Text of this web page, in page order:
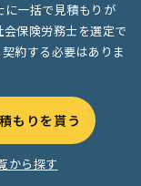
一括で見積もりが
保険労務士を選定で
約する必要はありま
もりを貰う
から探す